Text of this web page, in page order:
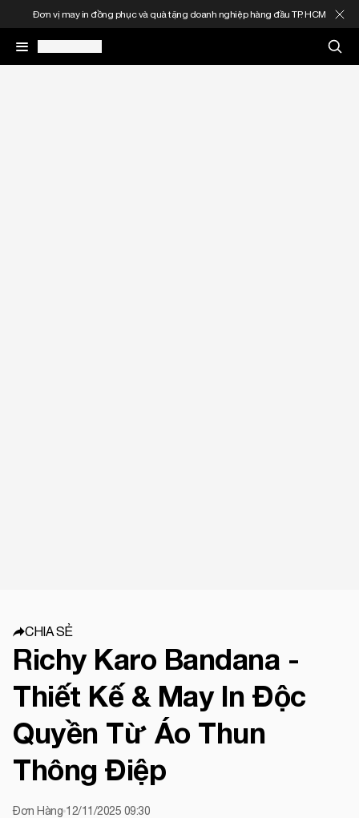
Đơn vị may in đồng phục và quà tặng doanh nghiệp hàng đầu TP. HCM
CHIA SẺ
Richy Karo Bandana -
Thiết Kế & May In Độc
Quyền Từ Áo Thun
Thông Điệp
Đơn Hàng 12/11/2025 09:30